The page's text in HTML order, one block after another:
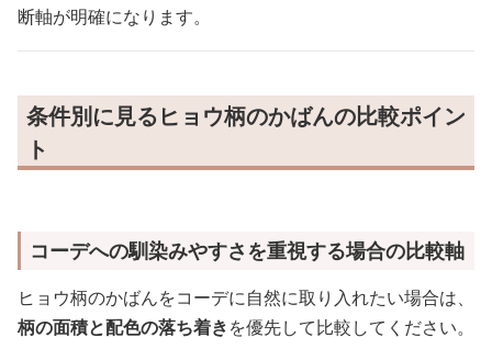
断軸が明確になります。
条件別に見るヒョウ柄のかばんの比較ポイン
ト
コーデへの馴染みやすさを重視する場合の比較軸
ヒョウ柄のかばんをコーデに自然に取り入れたい場合は、
柄の面積と配色の落ち着きを優先して比較してください。